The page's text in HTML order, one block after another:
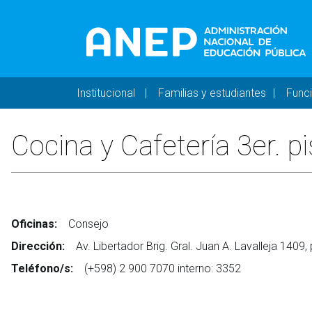
Navegación principal -
Institucional Familias y estudiantes
Cocina y Cafetería 3er.
Oficinas:
Consejo
Dirección:
Av. Libertador Brig. Gral. Juan A. Lavalleja 1409,
Teléfono/s:
(+598) 2 900 7070 interno: 3352